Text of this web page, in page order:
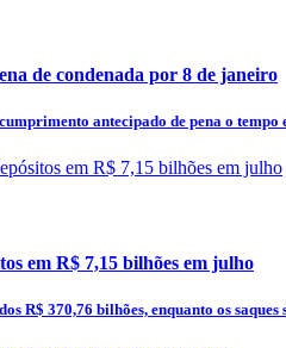
de condenada por 8 de janeiro
antecipado de pena o tempo
em R$ 7,15 bilhões em julho
R$ 370,76 bilhões, enquanto os saques